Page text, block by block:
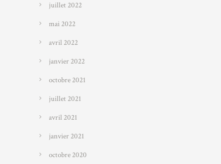
juillet 2022
mai 2022
avril 2022
janvier 2022
octobre 2021
juillet 2021
avril 2021
janvier 2021
octobre 2020